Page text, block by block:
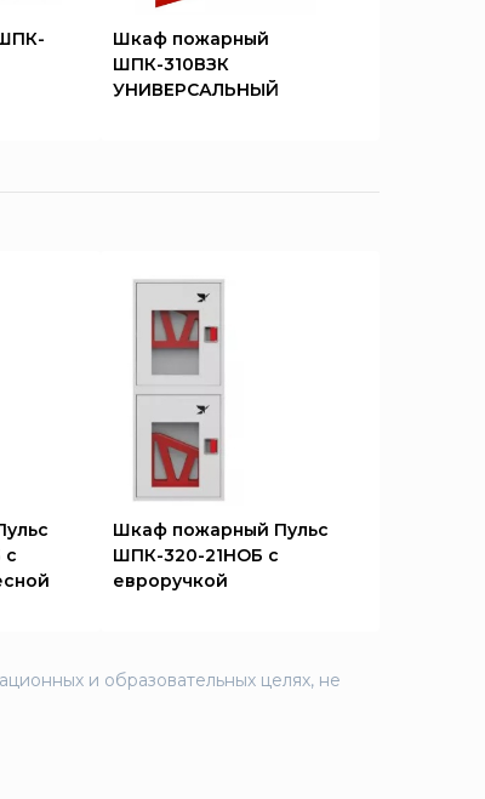
Шкаф пожарный
ШПК-310ВЗК
УНИВЕРСАЛЬНЫЙ
с
Шкаф пожарный Пульс
ШПК-320-21НОБ с
евроручкой
и образовательных целях, не